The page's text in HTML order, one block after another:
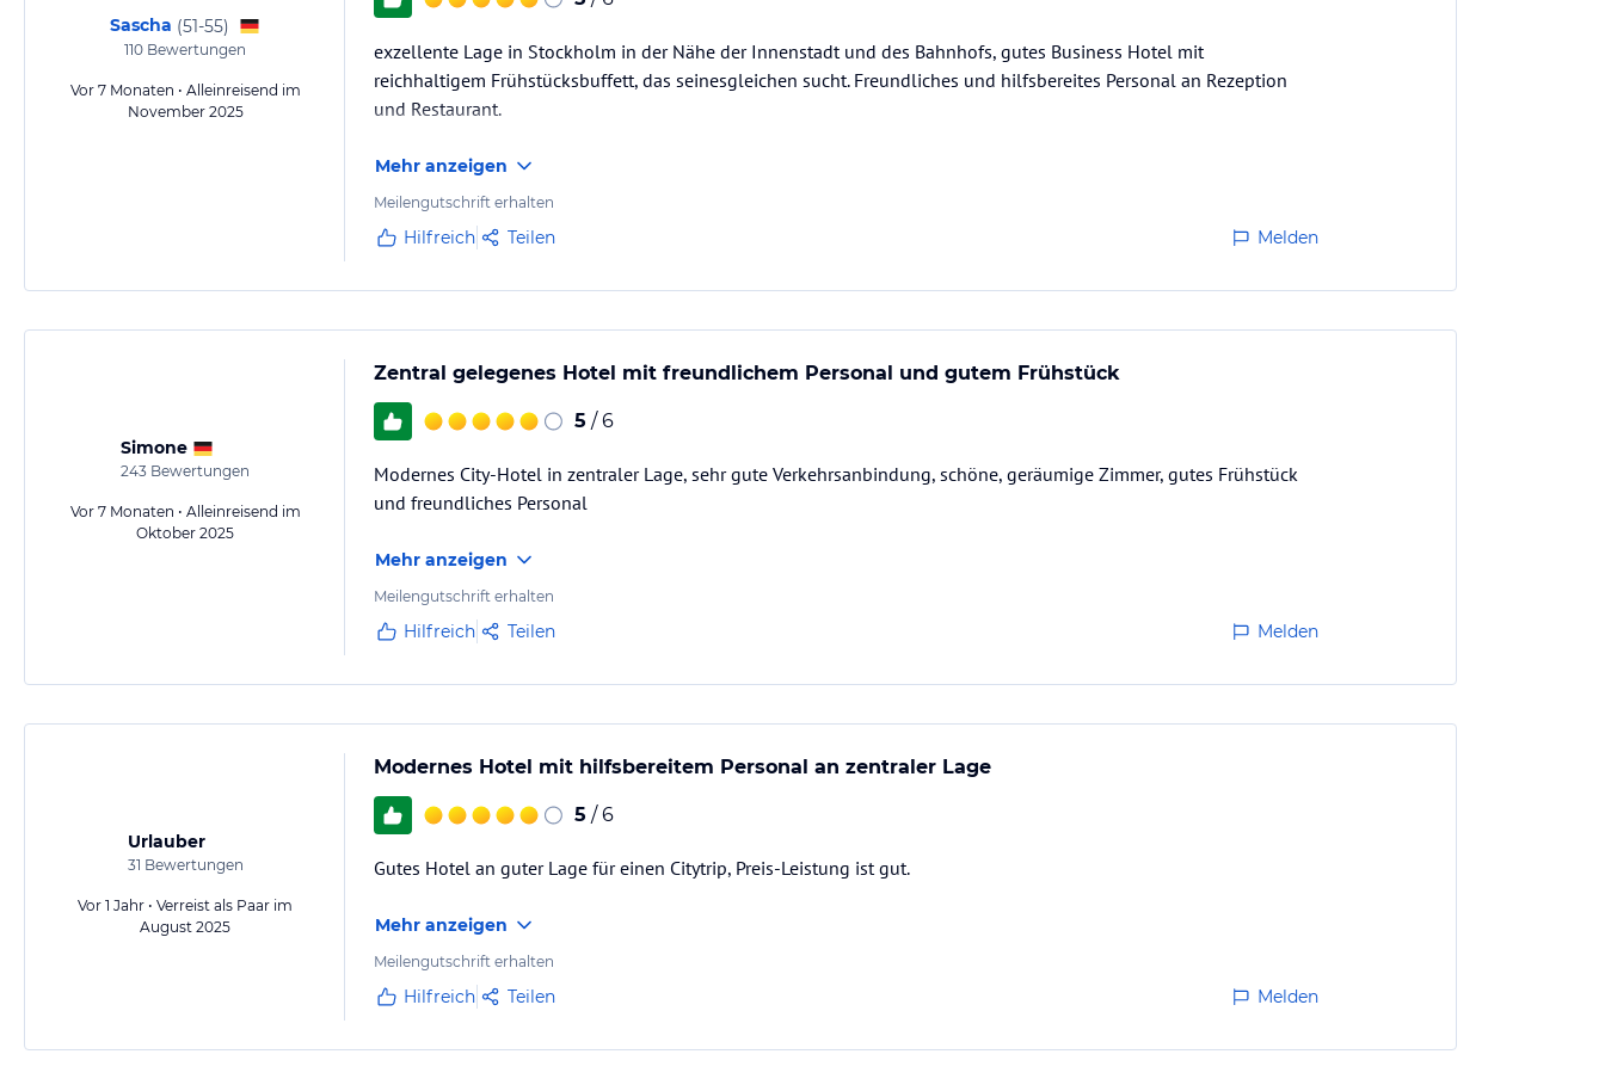
Sascha (51-55)
110 Bewertungen
Vor 7 Monaten • Alleinreisend im
November 2025
exzellente Lage in Stockholm in der Nähe der Innenstadt und des Bahnhofs, gutes Business Hotel mit
reichhaltigem Frühstücksbuffett, das seinesgleichen sucht. Freundliches und hilfsbereites Personal an Rezeption
und Restaurant.
Mehr anzeigen
Meilengutschrift erhalten
Hilfreich Teilen Melden
Simone
243 Bewertungen
Vor 7 Monaten • Alleinreisend im
Oktober 2025
Zentral gelegenes Hotel mit freundlichem Personal und gutem Frühstück
5 / 6
Modernes City-Hotel in zentraler Lage, sehr gute Verkehrsanbindung, schöne, geräumige Zimmer, gutes Frühstück
und freundliches Personal
Mehr anzeigen
Meilengutschrift erhalten
Hilfreich Teilen Melden
Urlauber
31 Bewertungen
Vor 1 Jahr • Verreist als Paar im
August 2025
Modernes Hotel mit hilfsbereitem Personal an zentraler Lage
5 / 6
Gutes Hotel an guter Lage für einen Citytrip, Preis-Leistung ist gut.
Mehr anzeigen
Meilengutschrift erhalten
Hilfreich Teilen Melden